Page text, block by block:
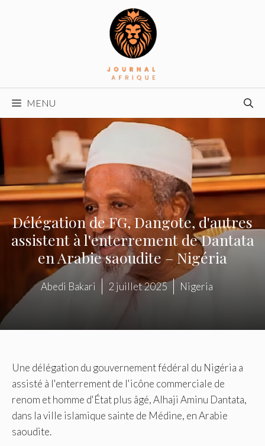
MENU
Délégation de FG, Dangote, d'autres
assistent à l'enterrement de Dantata
en Arabie saoudite – Nigéria
Abedi Bakari 2 juillet 2025 Nigeria
Une délégation du gouvernement fédéral du Nigéria a
assisté à l'enterrement de l'icône commerciale de
renom et homme d'État plus âgé, Alhaji Aminu Dantata,
dans la ville islamique sainte de Médine, en Arabie
saoudite.